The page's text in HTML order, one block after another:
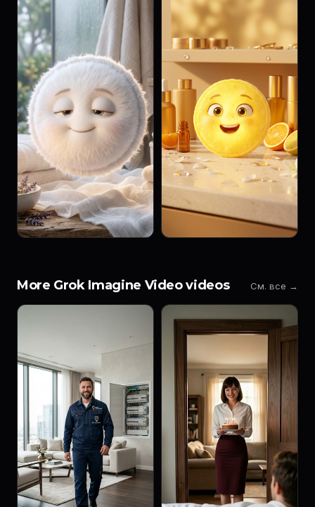
More Grok Imagine Video videos См. все →